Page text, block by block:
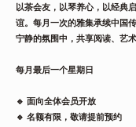
以茶会友，以琴养心，以经典
谊。每月一次的雅集承续中国
宁静的氛围中，共享阅读、艺术
每月最后一个星期日
🔹 面向全体会员开放
🔹 名额有限，敬请提前预约